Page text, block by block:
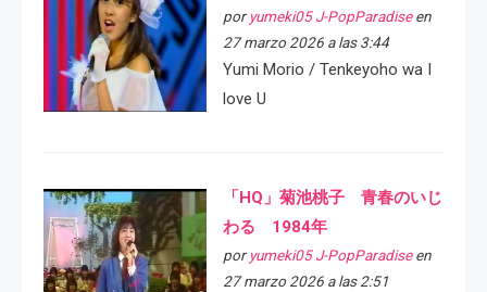
por yumeki05 J-PopParadiseen
27 marzo 2026 a las 3:44
Yumi Morio / Tenkeyoho wa I
love U
「HQ」菊池桃子 青春のいじ
わる 1984年
por yumeki05 J-PopParadiseen
27 marzo 2026 a las 2:51